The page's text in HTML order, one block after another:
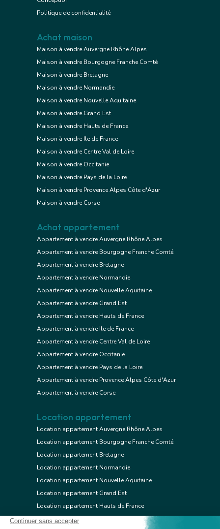
Politique de confidentialité
Achat maison
Maison à vendre Auvergne Rhône Alpes
Maison à vendre Bourgogne Franche Comté
Maison à vendre Bretagne
Maison à vendre Normandie
Maison à vendre Nouvelle Aquitaine
Maison à vendre Grand Est
Maison à vendre Hauts de France
Maison à vendre Ile de France
Maison à vendre Centre Val de Loire
Maison à vendre Occitanie
Maison à vendre Pays de la Loire
Maison à vendre Provence Alpes Côte d'Azur
Maison à vendre Corse
Achat appartement
Appartement à vendre Auvergne Rhône Alpes
Appartement à vendre Bourgogne Franche Comté
Appartement à vendre Bretagne
Appartement à vendre Normandie
Appartement à vendre Nouvelle Aquitaine
Appartement à vendre Grand Est
Appartement à vendre Hauts de France
Appartement à vendre Ile de France
Appartement à vendre Centre Val de Loire
Appartement à vendre Occitanie
Appartement à vendre Pays de la Loire
Appartement à vendre Provence Alpes Côte d'Azur
Appartement à vendre Corse
Location appartement
Location appartement Auvergne Rhône Alpes
Location appartement Bourgogne Franche Comté
Location appartement Bretagne
Location appartement Normandie
Location appartement Nouvelle Aquitaine
Location appartement Grand Est
Location appartement Hauts de France
Location appartement Ile de France